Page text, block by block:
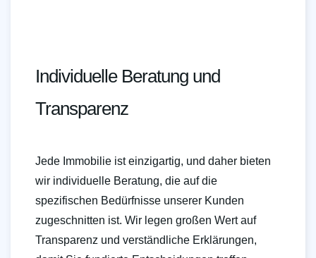
Individuelle Beratung und
Transparenz
Jede Immobilie ist einzigartig, und daher bieten
wir individuelle Beratung, die auf die
spezifischen Bedürfnisse unserer Kunden
zugeschnitten ist. Wir legen großen Wert auf
Transparenz und verständliche Erklärungen,